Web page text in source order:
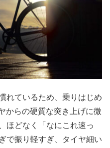
れているため、乗りはじめ
からの硬質な突き上げに微
ほどなく「なにこれ速っ
で振り軽すぎ、タイヤ細い